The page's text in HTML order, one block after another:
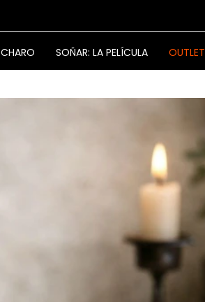
CHARO SOÑAR: LA PELÍCULA OUTLET